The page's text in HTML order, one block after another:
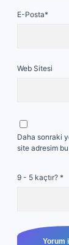
E-Posta*
Web Sitesi
Daha sonraki
site adresim
9 - 5 kaçtır? *